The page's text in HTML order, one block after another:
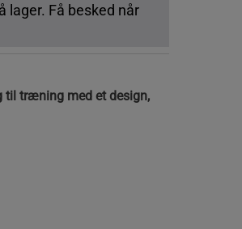
lager. Få besked når
til træning med et design,